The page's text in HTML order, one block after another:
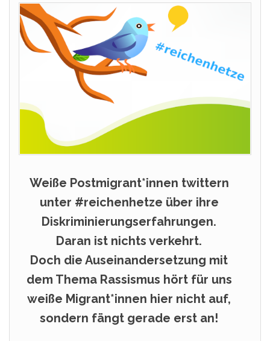
Weiße Postmigrant*innen twittern
unter #reichenhetze über ihre
Diskriminierungserfahrungen.
Daran ist nichts verkehrt.
Doch die Auseinandersetzung mit
dem Thema Rassismus hört für uns
weiße Migrant*innen hier nicht auf,
sondern fängt gerade erst an!